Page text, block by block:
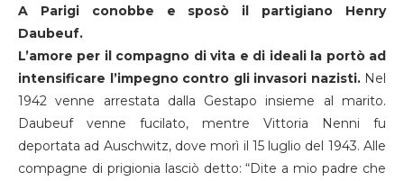
A Parigi conobbe e sposò il partigiano Henry
Daubeuf.
L’amore per il compagno di vita e di ideali la portò ad
intensificare l’impegno contro gli invasori nazisti.Nel
1942 venne arrestata dalla Gestapo insieme al marito.
Daubeuf venne fucilato, mentre Vittoria Nenni fu
deportata ad Auschwitz, dove morì il 15 luglio del 1943. Alle
compagne di prigionia lasciò detto: “Dite a mio padre che